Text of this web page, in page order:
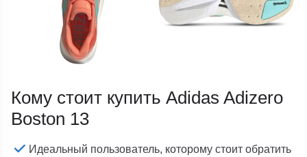
Кому стоит купить Adidas Adizero
Boston 13
Идеальный пользователь, которому стоит обратить